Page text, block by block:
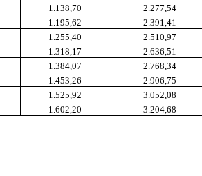
1.138,70
2.277,54
1.195,62
2.391,41
1.255,40
2.510,97
1.318,17
2.636,51
1.384,07
2.768,34
1.453,26
2.906,75
1.525,92
3.052,08
1.602,20 3.204,68